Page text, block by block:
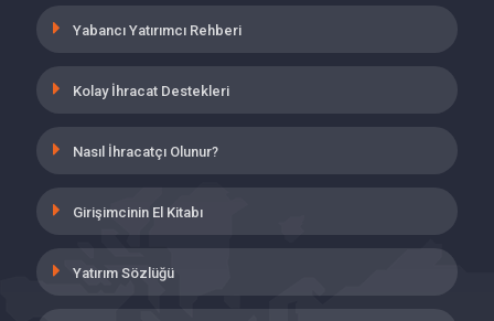
İŞBAŞI EĞİTİM PROGRAMINI
ÇOK TEHLİKELİ SINIFTA YER ALAN
İŞVEREN HİSSESİ TEŞVİKİ
UYGULAMASI
19 Mayıs 2021
Yabancı Yatırımcı Rehberi
Kolay İhracat Destekleri
Nasıl İhracatçı Olunur?
Girişimcinin El Kitabı
Yatırım Sözlüğü